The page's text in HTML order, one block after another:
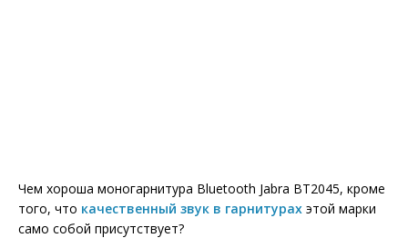
Чем хороша моногарнитура Bluetooth Jabra ВТ2045, кроме
того, что качественный звук в гарнитурах этой марки
само собой присутствует?